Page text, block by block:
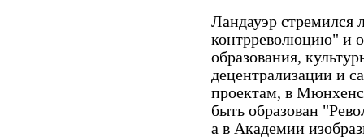
Ландауэр стремился
контрреволюцию" и
образования,
децентрализации и
проектам, в
быть образован
а в Академии